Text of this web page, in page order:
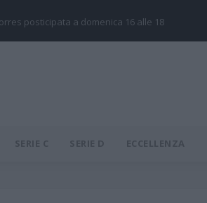
posticipata a domenica 16 alle 18
SERIE C SERIE D ECCELLENZA